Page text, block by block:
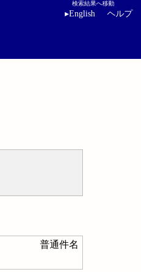
検索結果へ移動
▸English ヘルプ
普通件名